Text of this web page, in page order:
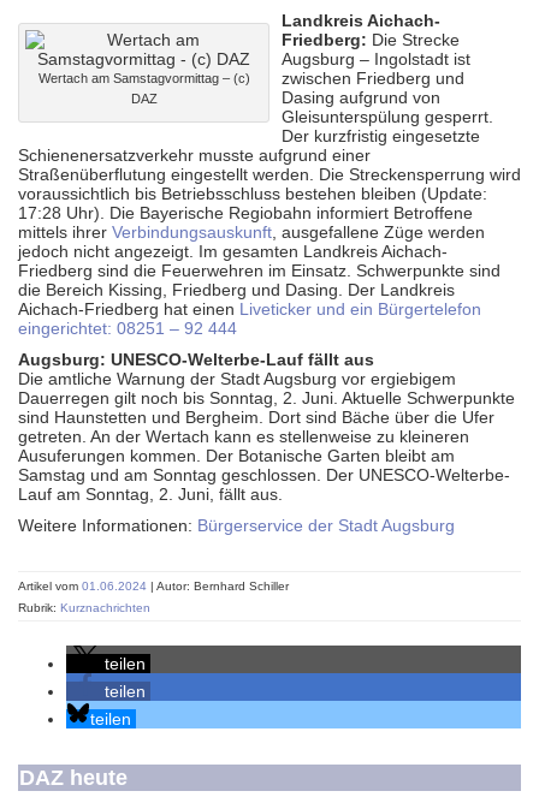
Wertach am Samstagvormittag – (c)
DAZ
Landkreis Aichach-
Friedberg: Die Strecke
Augsburg – Ingolstadt ist
zwischen Friedberg und
Dasing aufgrund von
Gleisunterspülung gesperrt.
Der kurzfristig eingesetzte
Schienenersatzverkehr musste aufgrund einer
Straßenüberflutung eingestellt werden. Die Streckensperrung wird
voraussichtlich bis Betriebsschluss bestehen bleiben (Update:
17:28 Uhr). Die Bayerische Regiobahn informiert Betroffene
mittels ihrer Verbindungsauskunft , ausgefallene Züge werden
jedoch nicht angezeigt. Im gesamten Landkreis Aichach-
Friedberg sind die Feuerwehren im Einsatz. Schwerpunkte sind
die Bereich Kissing, Friedberg und Dasing. Der Landkreis
Aichach-Friedberg hat einen Liveticker und ein Bürgertelefon
eingerichtet: 08251 – 92 444
Augsburg: UNESCO-Welterbe-Lauf fällt aus
Die amtliche Warnung der Stadt Augsburg vor ergiebigem
Dauerregen gilt noch bis Sonntag, 2. Juni. Aktuelle Schwerpunkte
sind Haunstetten und Bergheim. Dort sind Bäche über die Ufer
getreten. An der Wertach kann es stellenweise zu kleineren
Ausuferungen kommen. Der Botanische Garten bleibt am
Samstag und am Sonntag geschlossen. Der UNESCO-Welterbe-
Lauf am Sonntag, 2. Juni, fällt aus.
Weitere Informationen: Bürgerservice der Stadt Augsburg
Artikel vom 01.06.2024 | Autor: Bernhard Schiller
Rubrik: Kurznachrichten
teilen
teilen
teilen
DAZ heute